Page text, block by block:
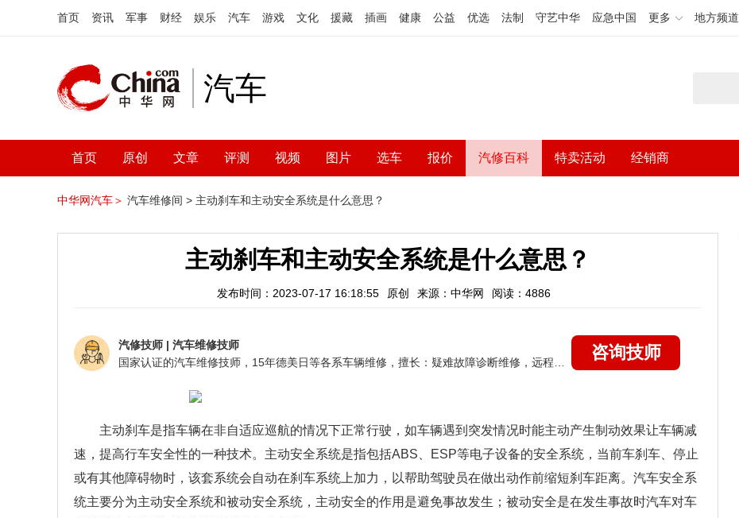
首页 资讯 军事 财经 娱乐 汽车 游戏 文化 援藏 插画 健康 公益 优选 法制 守艺中华 应急中国 更多 地方频道
汽车
首页 原创 文章 评测 视频 图片 选车 报价 汽修百科 特卖活动 经销商
中华网汽车＞ 汽车维修间 > 主动刹车和主动安全系统是什么意思？
主动刹车和主动安全系统是什么意思？
发布时间：2023-07-17 16:18:55 原创 来源：中华网 阅读：4886
汽修技师 | 汽车维修技师
咨询技师
主动刹车是指车辆在非自适应巡航的情况下正常行驶，如车辆遇到突发情况时能主动产生制动效果让车辆减
速，提高行车安全性的一种技术。主动安全系统是指包括ABS、ESP等电子设备的安全系统，当前车刹车、停止
或有其他障碍物时，该套系统会自动在刹车系统上加力，以帮助驾驶员在做出动作前缩短刹车距离。汽车安全系
统主要分为主动安全系统和被动安全系统，主动安全的作用是避免事故发生；被动安全是在发生事故时汽车对车